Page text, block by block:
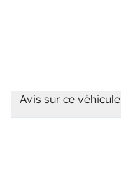
Avis sur ce véhicule